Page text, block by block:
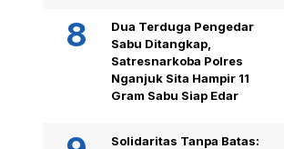
Dua Terduga Pengedar
Sabu Ditangkap,
Satresnarkoba Polres
Nganjuk Sita Hampir 11
Gram Sabu Siap Edar
Solidaritas Tanpa Batas: